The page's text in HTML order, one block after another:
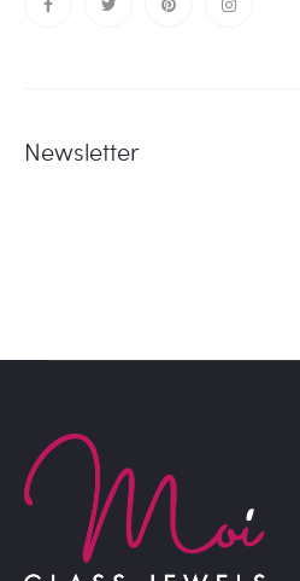
Newsletter